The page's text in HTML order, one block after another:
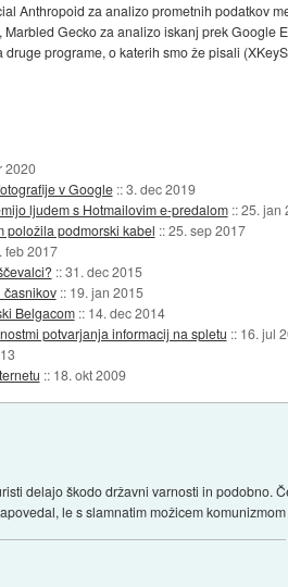
Anthropoid za analizo prometnih podatkov
Gecko za analizo iskanj prek
programe, o katerih smo že pisali
2020
v Google ::3. dec 2019
ljudem s Hotmailovim e-predalom ::25. jan
položila podmorski kabel ::25. sep 2017
feb 2017
::31. dec 2015
časnikov :: 19. jan 2015
Belgacom :: 14. dec 2014
potvarjanja informacij na spletu :: 16. jul
:: 18. okt 2009
delajo škodo državni varnosti in podobno.
le s slamnatim možicem